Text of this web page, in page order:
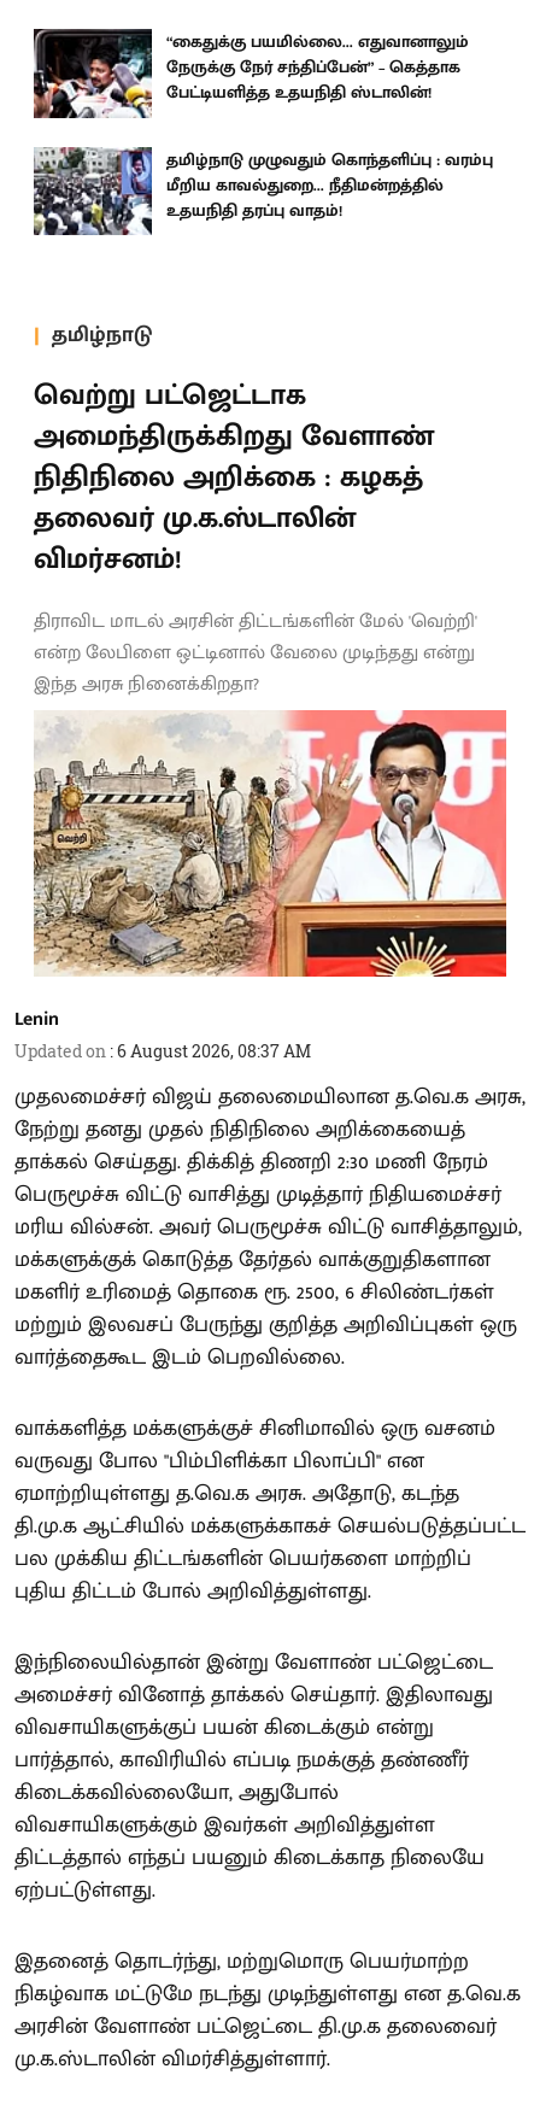
“கைதுக்கு பயமில்லை... எதுவானாலும்
நேருக்கு நேர் சந்திப்பேன்” – கெத்தாக
பேட்டியளித்த உதயநிதி ஸ்டாலின்!
தமிழ்நாடு முழுவதும் கொந்தளிப்பு : வரம்பு
மீறிய காவல்துறை... நீதிமன்றத்தில்
உதயநிதி தரப்பு வாதம்!
தமிழ்நாடு
வெற்று பட்ஜெட்டாக
அமைந்திருக்கிறது வேளாண்
நிதிநிலை அறிக்கை : கழகத்
தலைவர் மு.க.ஸ்டாலின்
விமர்சனம்!
திராவிட மாடல் அரசின் திட்டங்களின் மேல் 'வெற்றி'
என்ற லேபிளை ஒட்டினால் வேலை முடிந்தது என்று
இந்த அரசு நினைக்கிறதா?
Lenin
Updated on :6 August 2026, 08:37 AM
முதலமைச்சர் விஜய் தலைமையிலான த.வெ.க அரசு,
நேற்று தனது முதல் நிதிநிலை அறிக்கையைத்
தாக்கல் செய்தது. திக்கித் திணறி 2:30 மணி நேரம்
பெருமூச்சு விட்டு வாசித்து முடித்தார் நிதியமைச்சர்
மரிய வில்சன். அவர் பெருமூச்சு விட்டு வாசித்தாலும்,
மக்களுக்குக் கொடுத்த தேர்தல் வாக்குறுதிகளான
மகளிர் உரிமைத் தொகை ரூ. 2500, 6 சிலிண்டர்கள்
மற்றும் இலவசப் பேருந்து குறித்த அறிவிப்புகள் ஒரு
வார்த்தைகூட இடம் பெறவில்லை.
வாக்களித்த மக்களுக்குச் சினிமாவில் ஒரு வசனம்
வருவது போல "பிம்பிளிக்கா பிலாப்பி" என
ஏமாற்றியுள்ளது த.வெ.க அரசு. அதோடு, கடந்த
தி.மு.க ஆட்சியில் மக்களுக்காகச் செயல்படுத்தப்பட்ட
பல முக்கிய திட்டங்களின் பெயர்களை மாற்றிப்
புதிய திட்டம் போல் அறிவித்துள்ளது.
இந்நிலையில்தான் இன்று வேளாண் பட்ஜெட்டை
அமைச்சர் வினோத் தாக்கல் செய்தார். இதிலாவது
விவசாயிகளுக்குப் பயன் கிடைக்கும் என்று
பார்த்தால், காவிரியில் எப்படி நமக்குத் தண்ணீர்
கிடைக்கவில்லையோ, அதுபோல்
விவசாயிகளுக்கும் இவர்கள் அறிவித்துள்ள
திட்டத்தால் எந்தப் பயனும் கிடைக்காத நிலையே
ஏற்பட்டுள்ளது.
இதனைத் தொடர்ந்து, மற்றுமொரு பெயர்மாற்ற
நிகழ்வாக மட்டுமே நடந்து முடிந்துள்ளது என த.வெ.க
அரசின் வேளாண் பட்ஜெட்டை தி.மு.க தலைவைர்
மு.க.ஸ்டாலின் விமர்சித்துள்ளார்.